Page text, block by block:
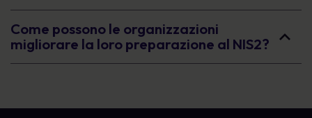
Come possono le organizzazioni
migliorare la loro preparazione al NIS2?